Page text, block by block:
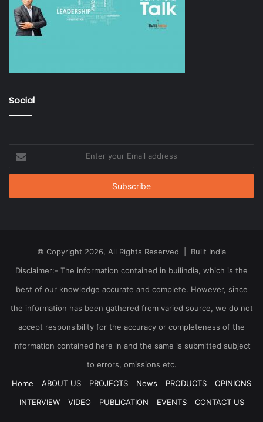
Social
your
Email
© Copyright 2026, All Rights Reserved | Built India
Disclaimer:- The information contained in builindia, which is the
best of our knowledge accurate and complete. However, since
the information has been gathered from varied source, we do not
accept responsibility for the accuracy or completeness of the
information contained here in and the same is submitted subject
to errors, omissions etc.
Home
ABOUT US PROJECTS News PRODUCTS
OPINIONS
INTERVIEW
VIDEO PUBLICATION EVENTS CONTACT US